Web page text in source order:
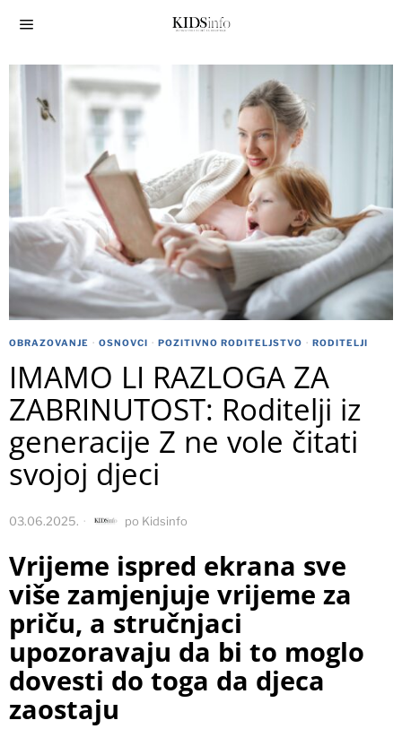
OBRAZOVANJE · OSNOVCI · POZITIVNO RODITELJSTVO · RODITELJI
IMAMO LI RAZLOGA ZA
ZABRINUTOST: Roditelji iz
generacije Z ne vole čitati
svojoj djeci
03.06.2025. po Kidsinfo
Vrijeme ispred ekrana sve
više zamjenjuje vrijeme za
priču, a stručnjaci
upozoravaju da bi to moglo
dovesti do toga da djeca
zaostaju